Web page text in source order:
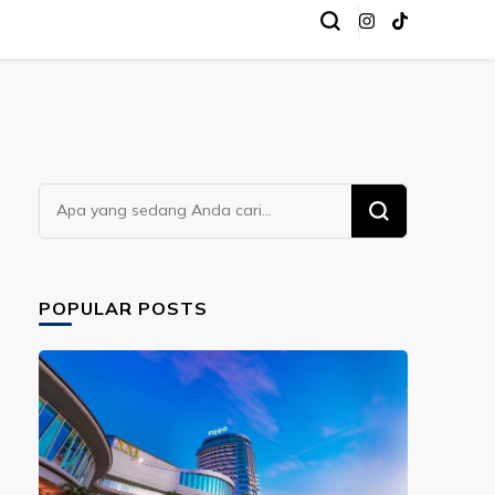
Mencari
Sesuatu?
POPULAR POSTS